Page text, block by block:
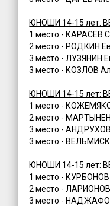
ЮНОШИ 14-15 лет:
1 место - КАРАСЕВ
2 место - РОДКИН
3 место - ЛУЗЯНИН
3 место - КОЗЛОВ
ЮНОШИ 14-15 лет:
1 место -
2 место -
3 место -
3 место -
ЮНОШИ 14-15 лет:
1 место -
2 место - ЛАРИОНОВ
3 место -